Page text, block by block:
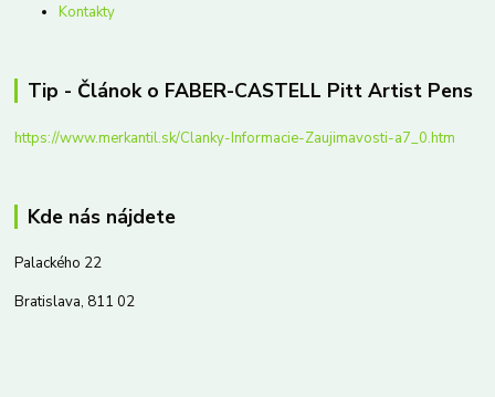
Kontakty
Tip - Článok o FABER-CASTELL Pitt Artist Pens
https://www.merkantil.sk/Clanky-Informacie-Zaujimavosti-a7_0.htm
Kde nás nájdete
Palackého 22
Bratislava, 811 02